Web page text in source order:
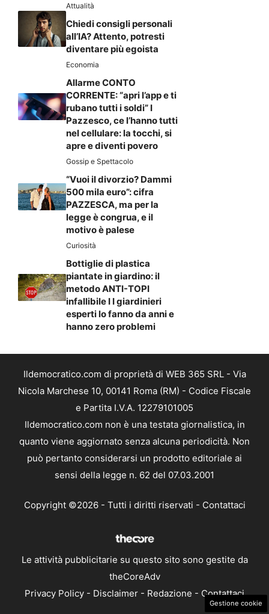
Attualità
Chiedi consigli personali
all’IA? Attento, potresti
diventare più egoista
Economia
Allarme CONTO
CORRENTE: “apri l’app e ti
rubano tutti i soldi” I
Pazzesco, ce l’hanno tutti
nel cellulare: la tocchi, si
apre e diventi povero
Gossip e Spettacolo
“Vuoi il divorzio? Dammi
500 mila euro”: cifra
PAZZESCA, ma per la
legge è congrua, e il
motivo è palese
Curiosità
Bottiglie di plastica
piantate in giardino: il
metodo ANTI-TOPI
infallibile I I giardinieri
esperti lo fanno da anni e
hanno zero problemi
Ildemocratico.com di proprietà di WEB 365 SRL - Via
Nicola Marchese 10, 00141 Roma (RM) - Codice Fiscale
e Partita I.V.A. 12279101005
Ildemocratico.com non è una testata giornalistica, in
quanto viene aggiornato senza alcuna periodicità. Non
può pertanto considerarsi un prodotto editoriale ai
sensi della legge n. 62 del 07.03.2001
Copyright ©2026 - Tutti i diritti riservati - Contattaci
Le attività pubblicitarie su questo sito sono gestite da
theCoreAdv
Privacy Policy - Disclaimer - Redazione - Contattaci
Gestione cookie